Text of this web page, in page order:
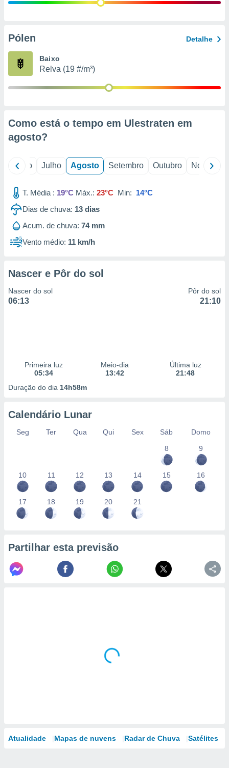
e
de
Pólen Detalhe
Baixo
Relva (19 #/m³)
Como está o tempo em Ulestraten em
agosto?
Junho Julho Agosto Setembro Outubro Novembro
T. Média : 19°C Máx.: 23°C Min: 14°C
Dias de chuva: 13 dias
Acum. de chuva: 74 mm
Vento médio: 11 km/h
Nascer e Pôr do sol
Nascer do sol
06:13
Pôr do sol
21:10
Primeira luz
05:34
Meio-dia
13:42
Última luz
21:48
Duração do dia 14h58m
Calendário Lunar
Seg Ter Qua Qui Sex Sáb
Domo
8
9
10 11 12 13 14 15 16
17 18 19 20 21
Partilhar esta previsão
Atualidade Mapas de nuvens Radar de Chuva Satélites